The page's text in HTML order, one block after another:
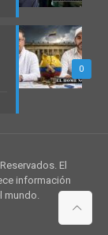
0
El
información
mundo.